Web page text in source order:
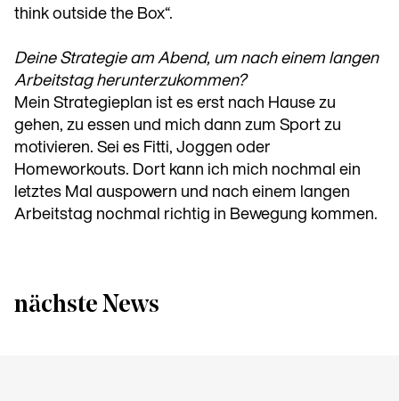
think outside the Box“.
Deine Strategie am Abend, um nach einem langen
Arbeitstag herunterzukommen?
Mein Strategieplan ist es erst nach Hause zu
gehen, zu essen und mich dann zum Sport zu
motivieren. Sei es Fitti, Joggen oder
Homeworkouts. Dort kann ich mich nochmal ein
letztes Mal auspowern und nach einem langen
Arbeitstag nochmal richtig in Bewegung kommen.
nächste News